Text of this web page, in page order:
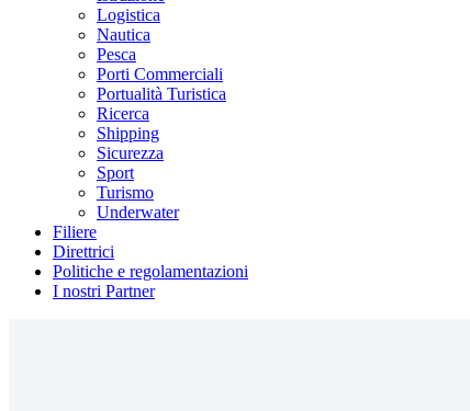
Logistica
Nautica
Pesca
Porti Commerciali
Portualità Turistica
Ricerca
Shipping
Sicurezza
Sport
Turismo
Underwater
Filiere
Direttrici
Politiche e regolamentazioni
I nostri Partner